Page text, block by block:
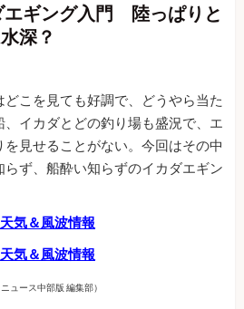
エギング入門 陸っぱりと
深？
こを見ても好調で、どうやら当た
、イカダとどの釣り場も盛況で、エ
見せることがない。今回はその中
ず、船酔い知らずのイカダエギン
気＆風波情報
気＆風波情報
ュース中部版 編集部）